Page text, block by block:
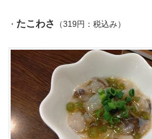
・ たこわさ （319円：税込み）